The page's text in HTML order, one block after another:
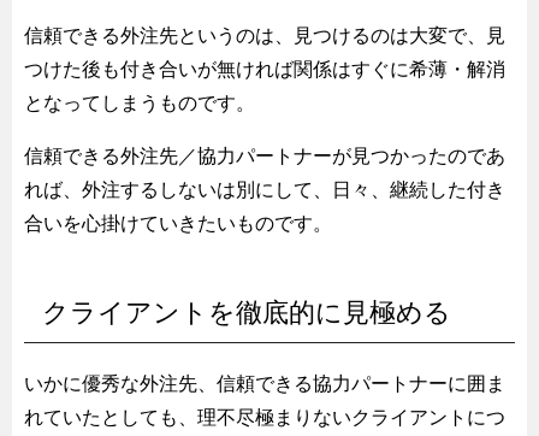
信頼できる外注先というのは、見つけるのは大変で、見
つけた後も付き合いが無ければ関係はすぐに希薄・解消
となってしまうものです。
信頼できる外注先／協力パートナーが見つかったのであ
れば、外注するしないは別にして、日々、継続した付き
合いを心掛けていきたいものです。
クライアントを徹底的に見極める
いかに優秀な外注先、信頼できる協力パートナーに囲ま
れていたとしても、理不尽極まりないクライアントにつ